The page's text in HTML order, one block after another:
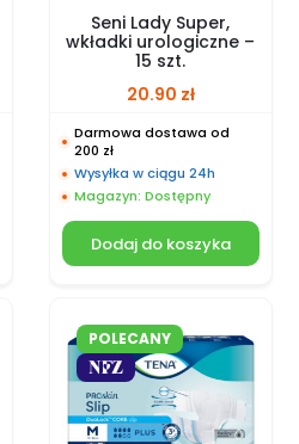
Seni Lady Super,
wkładki urologiczne –
15 szt.
20.90 zł
Darmowa dostawa od
200 zł
Wysyłka w ciągu 24h
Magazyn: Dostępny
Dodaj do koszyka
POLECANY